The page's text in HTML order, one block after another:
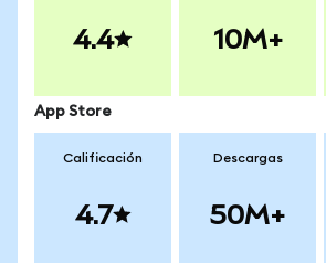
4.4 10M+
App Store
Calificación
4.7
Descargas
50M+